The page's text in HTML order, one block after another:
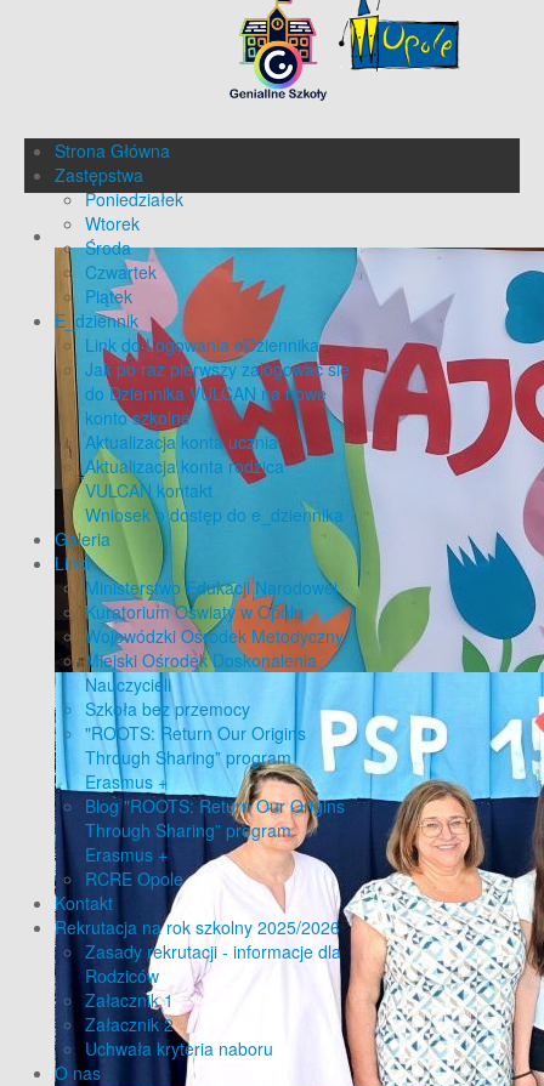
Strona Główna
Zastępstwa
Poniedziałek
Wtorek
Środa
Czwartek
Piątek
E_dziennik
Link do Logowania eDziennika
Jak po raz pierwszy zalogować się
do Dziennika VULCAN na nowe
konto szkolne
Aktualizacja konta ucznia
Aktualizacja konta rodzica
VULCAN kontakt
Wniosek o dostęp do e_dziennika
Galeria
Linki
Ministerstwo Edukacji Narodowej
Kuratorium Oświaty w Opolu
Wojewódzki Ośrodek Metodyczny
Miejski Ośrodek Doskonalenia
Nauczycieli
Szkoła bez przemocy
"ROOTS: Return Our Origins
Through Sharing” program
Erasmus +
Blog "ROOTS: Return Our Origins
Through Sharing” program
Erasmus +
RCRE Opole
Kontakt
Rekrutacja na rok szkolny 2025/2026
Zasady rekrutacji - informacje dla
Rodziców
Załacznik 1
Załacznik 2
Uchwała kryteria naboru
O nas